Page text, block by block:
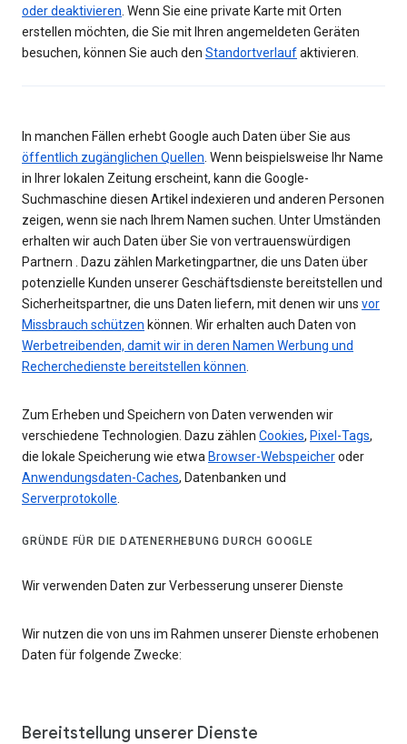
oder deaktivieren. Wenn Sie eine private Karte mit Orten
erstellen möchten, die Sie mit Ihren angemeldeten Geräten
besuchen, können Sie auch den Standortverlaufaktivieren.
In manchen Fällen erhebt Google auch Daten über Sie aus
öffentlich zugänglichen Quellen. Wenn beispielsweise Ihr Name
in Ihrer lokalen Zeitung erscheint, kann die Google-
Suchmaschine diesen Artikel indexieren und anderen Personen
zeigen, wenn sie nach Ihrem Namen suchen. Unter Umständen
erhalten wir auch Daten über Sie von vertrauenswürdigen
Partnern . Dazu zählen Marketingpartner, die uns Daten über
potenzielle Kunden unserer Geschäftsdienste bereitstellen und
Sicherheitspartner, die uns Daten liefern, mit denen wir uns vor
Missbrauch schützen können. Wir erhalten auch Daten von
Werbetreibenden, damit wir in deren Namen Werbung und
Recherchedienste bereitstellen können.
Zum Erheben und Speichern von Daten verwenden wir
verschiedene Technologien. Dazu zählen Cookies, Pixel-Tags,
die lokale Speicherung wie etwa Browser-Webspeicheroder
Anwendungsdaten-Caches, Datenbanken und
Serverprotokolle.
GRÜNDE FÜR DIE DATENERHEBUNG DURCH GOOGLE
Wir verwenden Daten zur Verbesserung unserer Dienste
Wir nutzen die von uns im Rahmen unserer Dienste erhobenen
Daten für folgende Zwecke:
Bereitstellung unserer Dienste